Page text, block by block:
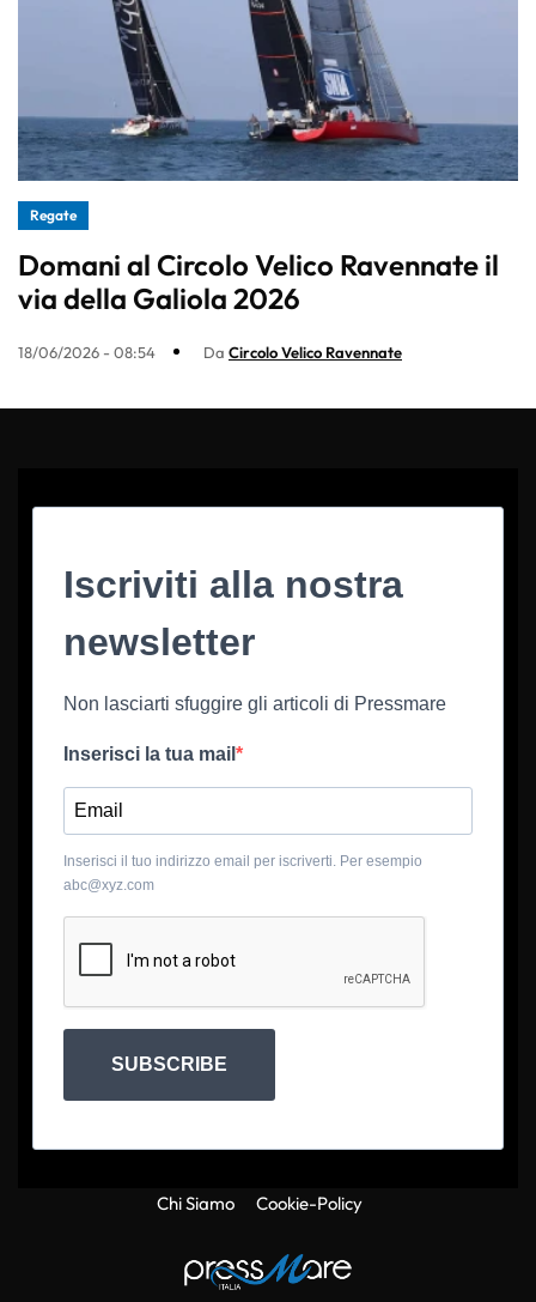
Regate
Domani al Circolo Velico Ravennate il
via della Galiola 2026
18/06/2026 - 08:54 Da Circolo Velico Ravennate
Iscriviti alla nostra
newsletter
Non lasciarti sfuggire gli articoli di Pressmare
Inserisci la tua mail
Inserisci il tuo indirizzo email per iscriverti. Per esempio
abc@xyz.com
SUBSCRIBE
Chi Siamo Cookie-Policy